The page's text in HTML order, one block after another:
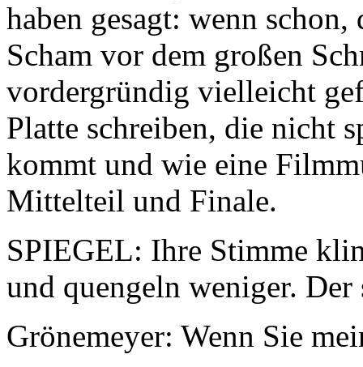
haben gesagt: wenn
Scham vor dem großen
vordergründig vielleicht
Platte schreiben, die nicht
kommt und wie eine
Mittelteil und Finale.
SPIEGEL: Ihre Stimme
und quengeln weniger.
Grönemeyer: Wenn Sie